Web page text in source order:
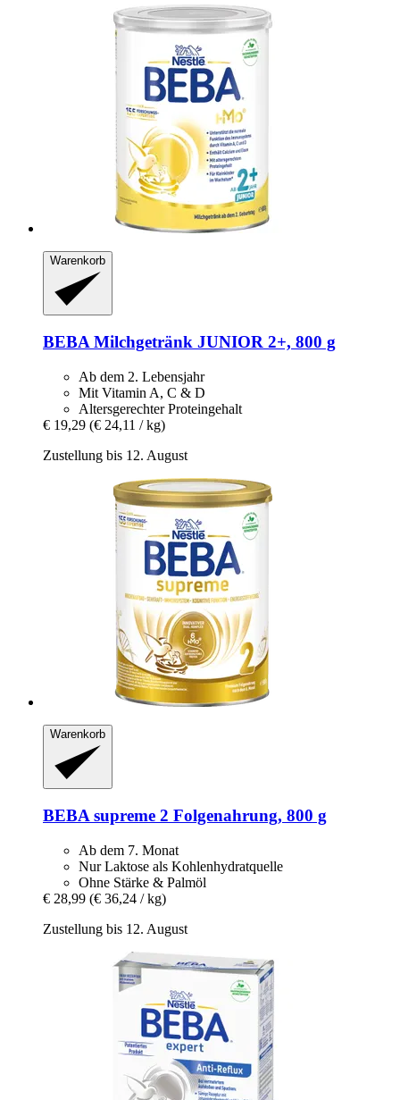
Warenkorb
BEBA Milchgetränk JUNIOR 2+, 800 g
Ab dem 2. Lebensjahr
Mit Vitamin A, C & D
Altersgerechter Proteingehalt
€ 19,29 (€ 24,11 / kg)
Zustellung bis 12. August
Warenkorb
BEBA supreme 2 Folgenahrung, 800 g
Ab dem 7. Monat
Nur Laktose als Kohlenhydratquelle
Ohne Stärke & Palmöl
€ 28,99 (€ 36,24 / kg)
Zustellung bis 12. August